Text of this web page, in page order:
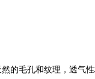
的毛孔和纹理，透气